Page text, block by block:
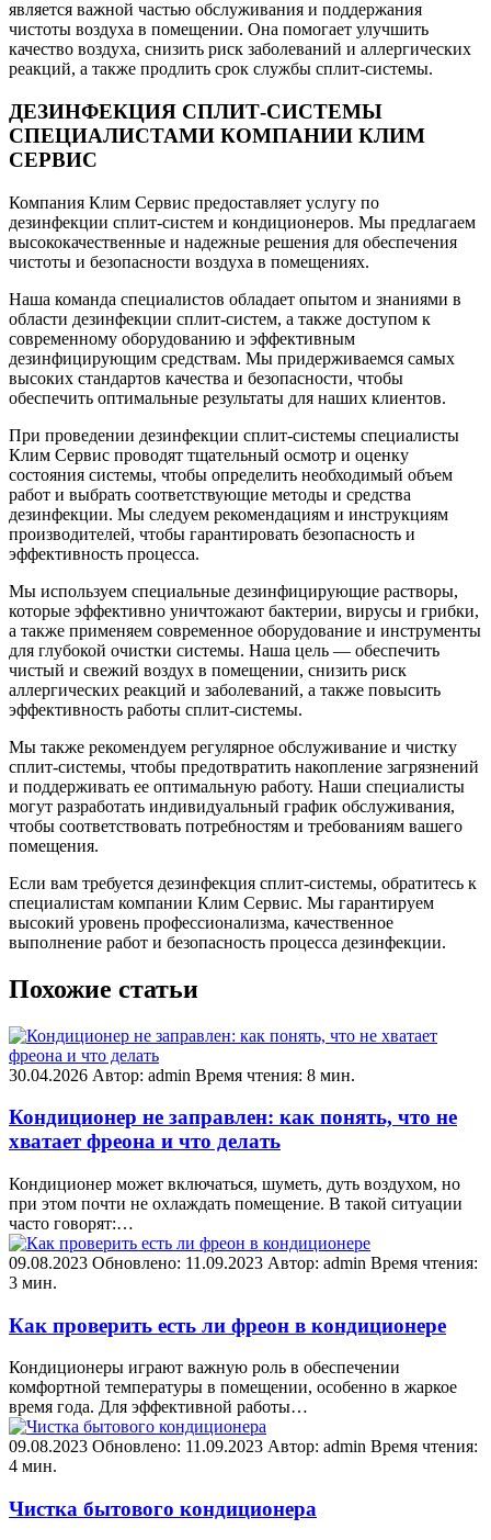
является важной частью обслуживания и поддержания
чистоты воздуха в помещении. Она помогает улучшить
качество воздуха, снизить риск заболеваний и аллергических
реакций, а также продлить срок службы сплит-системы.
ДЕЗИНФЕКЦИЯ СПЛИТ-СИСТЕМЫ
СПЕЦИАЛИСТАМИ КОМПАНИИ КЛИМ
СЕРВИС
Компания Клим Сервис предоставляет услугу по
дезинфекции сплит-систем и кондиционеров. Мы предлагаем
высококачественные и надежные решения для обеспечения
чистоты и безопасности воздуха в помещениях.
Наша команда специалистов обладает опытом и знаниями в
области дезинфекции сплит-систем, а также доступом к
современному оборудованию и эффективным
дезинфицирующим средствам. Мы придерживаемся самых
высоких стандартов качества и безопасности, чтобы
обеспечить оптимальные результаты для наших клиентов.
При проведении дезинфекции сплит-системы специалисты
Клим Сервис проводят тщательный осмотр и оценку
состояния системы, чтобы определить необходимый объем
работ и выбрать соответствующие методы и средства
дезинфекции. Мы следуем рекомендациям и инструкциям
производителей, чтобы гарантировать безопасность и
эффективность процесса.
Мы используем специальные дезинфицирующие растворы,
которые эффективно уничтожают бактерии, вирусы и грибки,
а также применяем современное оборудование и инструменты
для глубокой очистки системы. Наша цель — обеспечить
чистый и свежий воздух в помещении, снизить риск
аллергических реакций и заболеваний, а также повысить
эффективность работы сплит-системы.
Мы также рекомендуем регулярное обслуживание и чистку
сплит-системы, чтобы предотвратить накопление загрязнений
и поддерживать ее оптимальную работу. Наши специалисты
могут разработать индивидуальный график обслуживания,
чтобы соответствовать потребностям и требованиям вашего
помещения.
Если вам требуется дезинфекция сплит-системы, обратитесь к
специалистам компании Клим Сервис. Мы гарантируем
высокий уровень профессионализма, качественное
выполнение работ и безопасность процесса дезинфекции.
Похожие статьи
30.04.2026 Автор: admin Время чтения: 8 мин.
Кондиционер не заправлен: как понять, что не
хватает фреона и что делать
Кондиционер может включаться, шуметь, дуть воздухом, но
при этом почти не охлаждать помещение. В такой ситуации
часто говорят:…
09.08.2023 Обновлено: 11.09.2023 Автор: admin Время чтения:
3 мин.
Как проверить есть ли фреон в кондиционере
Кондиционеры играют важную роль в обеспечении
комфортной температуры в помещении, особенно в жаркое
время года. Для эффективной работы…
09.08.2023 Обновлено: 11.09.2023 Автор: admin Время чтения:
4 мин.
Чистка бытового кондиционера